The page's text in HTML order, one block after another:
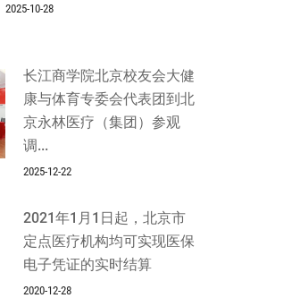
2025-10-28
长江商学院北京校友会大健
康与体育专委会代表团到北
京永林医疗（集团）参观
调...
2025-12-22
2021年1月1日起，北京市
定点医疗机构均可实现医保
电子凭证的实时结算
2020-12-28